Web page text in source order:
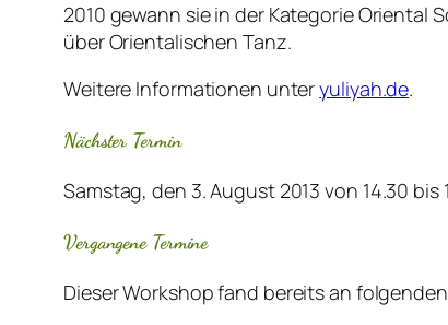
2010 gewann sie in der Kategorie Oriental
über Orientalischen Tanz.
Weitere Informationen unteryuliyah.de.
Nächster Termin
Samstag, den 3. August 2013 von 14.30 bis
Vergangene Termine
Dieser Workshop fand bereits an